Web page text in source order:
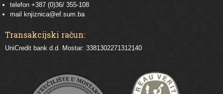
telefon +387 (0)36/ 355-108
mail
knjiznica@ef.sum.ba
Transakcijski račun:
UniCredit bank d.d. Mostar: 3381302271312140